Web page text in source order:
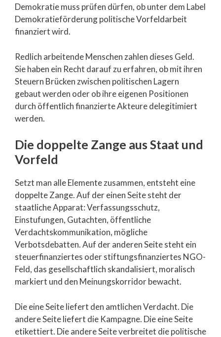
Demokratie muss prüfen dürfen, ob unter dem Label
Demokratieförderung politische Vorfeldarbeit
finanziert wird.
Redlich arbeitende Menschen zahlen dieses Geld.
Sie haben ein Recht darauf zu erfahren, ob mit ihren
Steuern Brücken zwischen politischen Lagern
gebaut werden oder ob ihre eigenen Positionen
durch öffentlich finanzierte Akteure delegitimiert
werden.
Die doppelte Zange aus Staat und
Vorfeld
Setzt man alle Elemente zusammen, entsteht eine
doppelte Zange. Auf der einen Seite steht der
staatliche Apparat: Verfassungsschutz,
Einstufungen, Gutachten, öffentliche
Verdachtskommunikation, mögliche
Verbotsdebatten. Auf der anderen Seite steht ein
steuerfinanziertes oder stiftungsfinanziertes NGO-
Feld, das gesellschaftlich skandalisiert, moralisch
markiert und den Meinungskorridor bewacht.
Die eine Seite liefert den amtlichen Verdacht. Die
andere Seite liefert die Kampagne. Die eine Seite
etikettiert. Die andere Seite verbreitet die politische